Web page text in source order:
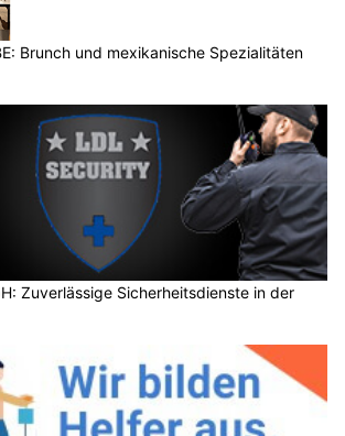
Brunch und mexikanische Spezialitäten
Zuverlässige Sicherheitsdienste in der